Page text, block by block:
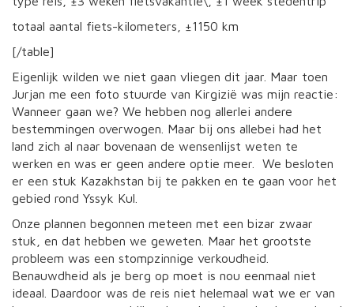
totaal aantal fiets-kilometers, ±1150 km
[/table]
Eigenlijk wilden we niet gaan vliegen dit jaar. Maar toen
Jurjan me een foto stuurde van Kirgizië was mijn reactie:
Wanneer gaan we? We hebben nog allerlei andere
bestemmingen overwogen. Maar bij ons allebei had het
land zich al naar bovenaan de wensenlijst weten te
werken en was er geen andere optie meer. We besloten
er een stuk Kazakhstan bij te pakken en te gaan voor het
gebied rond Yssyk Kul.
Onze plannen begonnen meteen met een bizar zwaar
stuk, en dat hebben we geweten. Maar het grootste
probleem was een stompzinnige verkoudheid.
Benauwdheid als je berg op moet is nou eenmaal niet
ideaal. Daardoor was de reis niet helemaal wat we er van